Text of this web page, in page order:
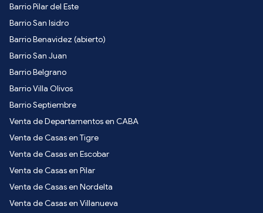
Barrio Pilar del Este
Barrio San Isidro
Barrio Benavidez (abierto)
Barrio San Juan
Barrio Belgrano
Barrio Villa Olivos
Barrio Septiembre
Venta de Departamentos en CABA
Venta de Casas en Tigre
Venta de Casas en Escobar
Venta de Casas en Pilar
Venta de Casas en Nordelta
Venta de Casas en Villanueva